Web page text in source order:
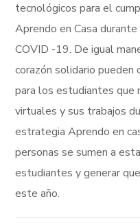
tecnológicos para el
Aprendo en Casa
COVID -19. De igual
corazón solidario
para los estudiantes que
virtuales y sus trabajos
estrategia Aprendo en
personas se sumen a
estudiantes y generar
este año.